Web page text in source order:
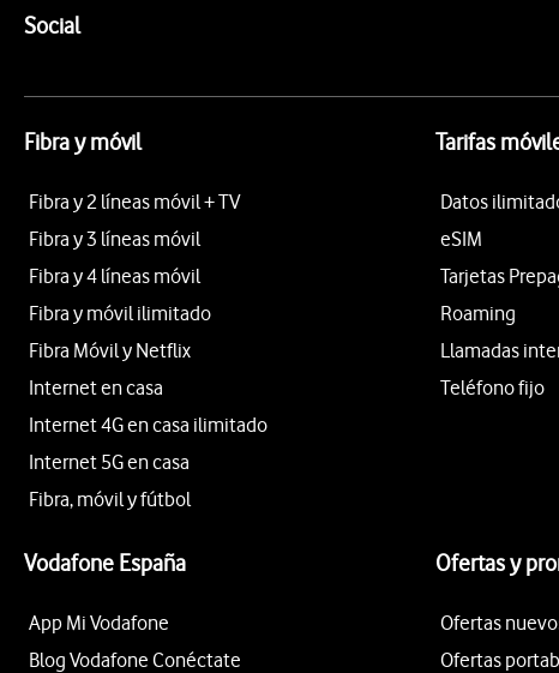
SocialEnlaces a las redes sociales de Vodafone
Fibra y móvil
Fibra y 2 líneas móvil + TV
Fibra y 3 líneas móvil
Fibra y 4 líneas móvil
Fibra y móvil ilimitado
Fibra Móvil y Netflix
Internet en casa
Internet 4G en casa ilimitado
Internet 5G en casa
Fibra, móvil y fútbol
Tarifas
Datos
eSIM
Tarjetas
Roaming
Llamadas
Teléfono fijo
Vodafone España
App Mi Vodafone
Blog Vodafone Conéctate
Ofertas y
Ofertas
Ofertas